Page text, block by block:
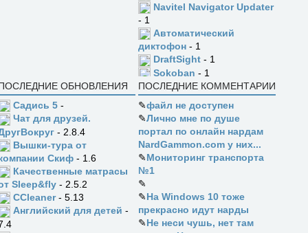
Navitel Navigator Updater
- 1
Автоматический
диктофон - 1
DraftSight - 1
Sokoban - 1
ОБНОВЛЕНИЯ
Садись 5 -
Чат для друзей.
- 2.8.4
Вышки-тура от
Скиф - 1.6
Качественные матрасы
Sleep&fly - 2.5.2
CCleaner- 5.13
Английский для детей -
ПОСЛЕДНИЕ КОММЕНТАРИИ
✎файл не доступен
✎Лично мне по душе
портал по онлайн нардам
NardGammon.com у них...
✎Мониторинг транспорта
№1
✎
✎На Windows 10 тоже
прекрасно идут нарды
✎Не неси чушь, нет там